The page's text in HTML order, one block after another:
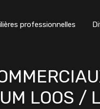
professionnelles
LOOS /